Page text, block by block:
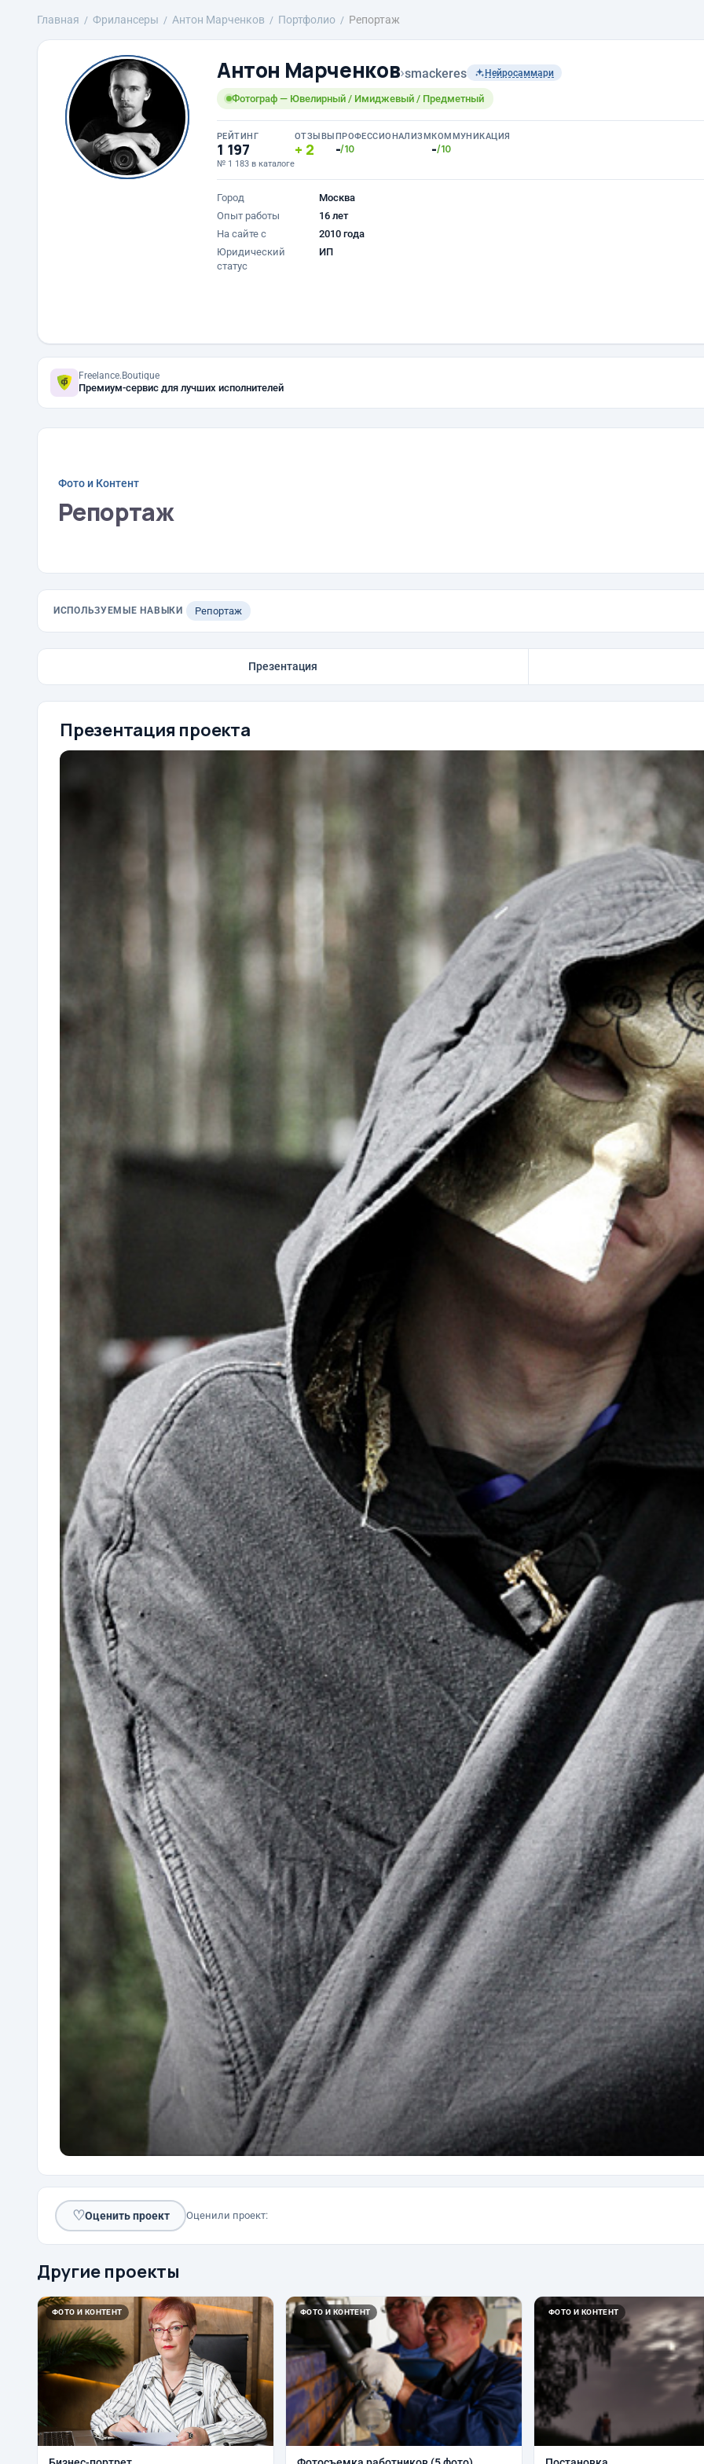
Главная Фрилансеры Антон Марченков Портфолио Репортаж
Антон Марченков›smackeres Нейросаммари
Фотограф — Ювелирный / Имиджевый / Предметный
РЕЙТИНГ
1 197
№ 1 183 в каталоге
ОТЗЫВЫ
2
ПРОФЕССИОНАЛИЗМ
-/10
КОММУНИКАЦИЯ
-/10
Город
Москва
Опыт работы
16 лет
На сайте с
2010 года
Юридический
статус
ИП
Freelance.Boutique
Премиум-сервис для лучших исполнителей
Фото и Контент
Репортаж
ИСПОЛЬЗУЕМЫЕ НАВЫКИ Репортаж
Презентация
Презентация проекта
♡Оценить проект Оценили проект:
Другие проекты
ФОТО И КОНТЕНТ ФОТО И КОНТЕНТ ФОТО И КОНТЕНТ